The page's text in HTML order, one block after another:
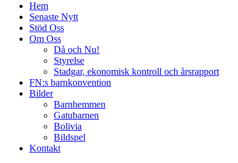
Hem
Senaste Nytt
Stöd Oss
Om Oss
Då och Nu!
Styrelse
Stadgar, ekonomisk kontroll och årsrapport
FN:s barnkonvention
Bilder
Barnhemmen
Gatubarnen
Bolivia
Bildspel
Kontakt